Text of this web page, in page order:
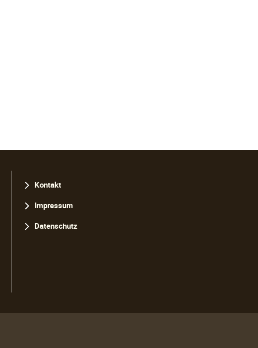
überspringen
Kontakt
Impressum
Datenschutz